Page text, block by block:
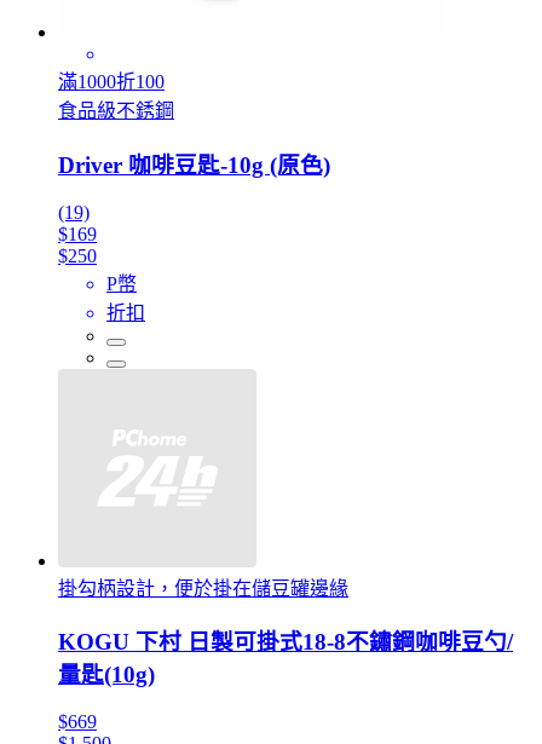
滿1000折100
食品級不銹鋼
Driver 咖啡豆匙-10g (原色)
(19)
$169
$250
P幣
折扣
掛勾柄設計，便於掛在儲豆罐邊緣
KOGU 下村 日製可掛式18-8不鏽鋼咖啡豆勺/
量匙(10g)
$669